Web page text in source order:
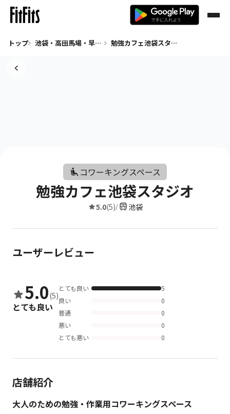
トップ 池袋・高田馬場・早稲田 コワーキングスペース 勉強カフェ池袋スタジオ
コワーキングスペース
勉強カフェ池袋スタジオ
5.0(5)/ 池袋
ユーザーレビュー
5.0(5)
とても良い
とても良い
5
良い
0
普通
0
悪い
0
とても悪い
0
店舗紹介
大人のための勉強・作業用コワーキングスペース